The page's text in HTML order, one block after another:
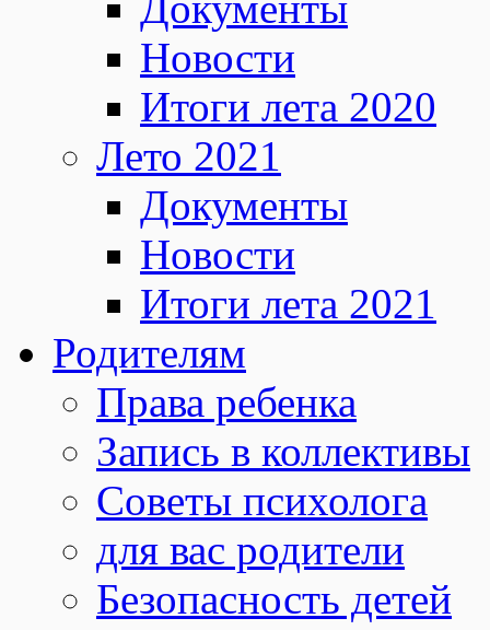
Новости
Итоги лета 2020
Лето 2021
Документы
Новости
Итоги лета 2021
Родителям
Права ребенка
Запись в коллективы
Советы психолога
для вас родители
Безопасность детей